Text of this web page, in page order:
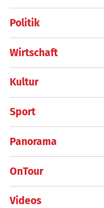
Politik
Wirtschaft
Kultur
Sport
Panorama
OnTour
Videos